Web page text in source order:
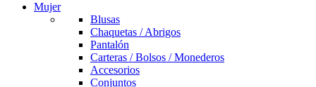
Mujer
Blusas
Chaquetas / Abrigos
Pantalón
Carteras / Bolsos / Monederos
Accesorios
Conjuntos